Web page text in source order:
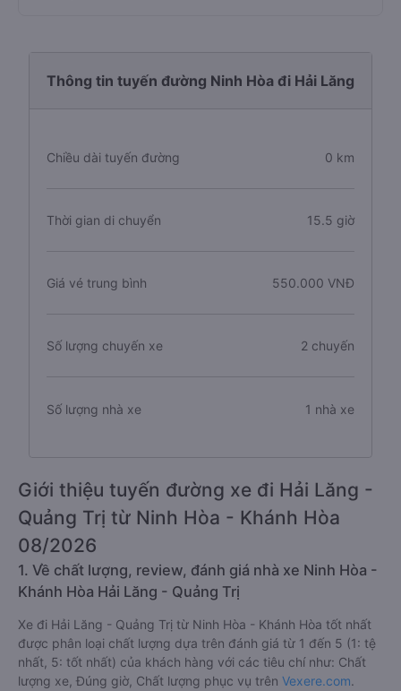
Thông tin tuyến đường Ninh Hòa đi Hải Lăng
Chiều dài tuyến đường 0 km
Thời gian di chuyển 15.5 giờ
Giá vé trung bình 550.000 VNĐ
Số lượng chuyến xe 2 chuyến
Số lượng nhà xe 1 nhà xe
Giới thiệu tuyến đường xe đi Hải Lăng -
Quảng Trị từ Ninh Hòa - Khánh Hòa
08/2026
1. Về chất lượng, review, đánh giá nhà xe Ninh Hòa -
Khánh Hòa Hải Lăng - Quảng Trị
Xe đi Hải Lăng - Quảng Trị từ Ninh Hòa - Khánh Hòa tốt nhất
được phân loại chất lượng dựa trên đánh giá từ 1 đến 5 (1: tệ
nhất, 5: tốt nhất) của khách hàng với các tiêu chí như: Chất
lượng xe, Đúng giờ, Chất lượng phục vụ trên Vexere.com.